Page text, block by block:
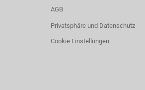
AGB
Privatsphäre und Datenschutz
Cookie Einstellungen